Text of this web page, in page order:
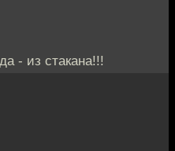
- из стакана!!!